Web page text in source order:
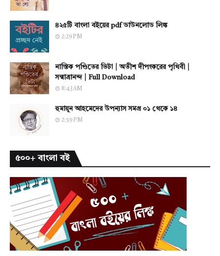
৪২৫টি বাংলা বইয়ের pdf ডাউনলোড লিঙ্ক
2:29 PM
নাস্তিক পণ্ডিতের ভিটা | অতীশ দীপংকরের পৃথিবী |
সন্মাত্রানন্দ | Full Download
8:43 AM
হুমায়ূন আহমেদের উপন্যাস সমগ্র ০১ থেকে ১৪
2:59 PM
৫০০+ বাংলা বই